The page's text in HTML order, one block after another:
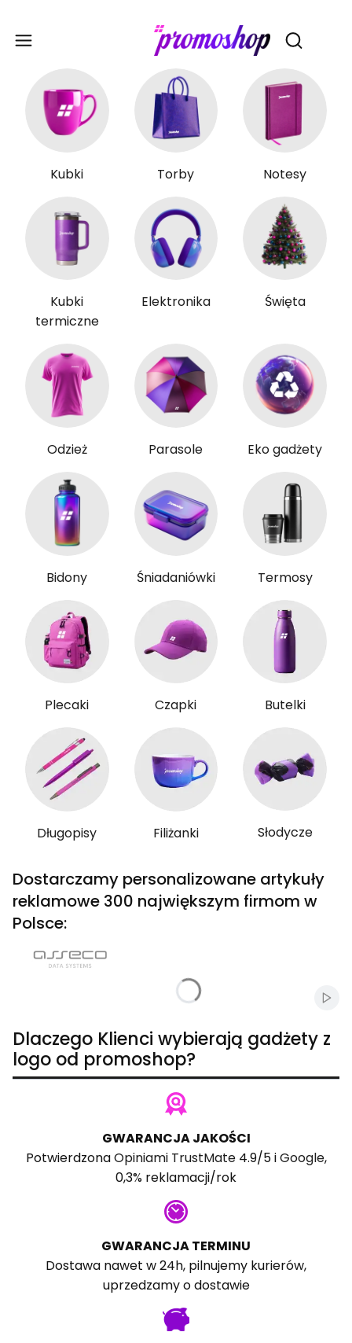
Otwórz
Kubki Torby Notesy
Kubki
termiczne
Elektronika Święta
Odzież Parasole Eko gadżety
Bidony Śniadaniówki Termosy
Plecaki Czapki Butelki
Długopisy Filiżanki Słodycze
Dostarczamy personalizowane artykuły
reklamowe 300 największym firmom w
Polsce:
Dlaczego Klienci wybierają gadżety z
logo od promoshop?
GWARANCJA JAKOŚCI
PotwierdzonaOpiniami TrustMate4.9/5 iGoogle,
0,3% reklamacji/rok
GWARANCJA TERMINU
Dostawa nawet w 24h, pilnujemy kurierów,
uprzedzamy o dostawie